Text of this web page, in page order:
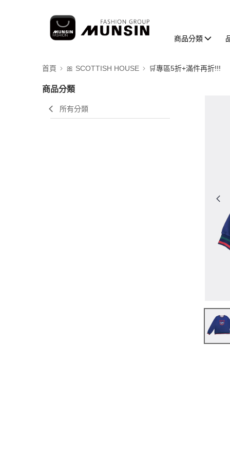
商品分類
首頁 🎀 SCOTTISH HOUSE 🛒專區5折+滿件再折!!!
商品分類
所有分類